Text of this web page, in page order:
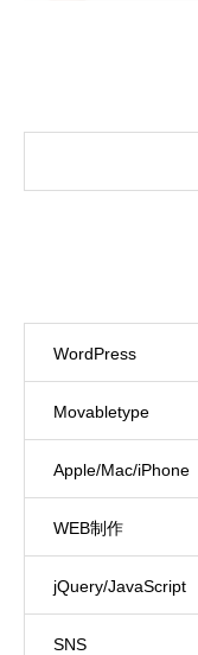
WordPress
Movabletype
Apple/Mac/iPhone
WEB制作
jQuery/JavaScript
SNS